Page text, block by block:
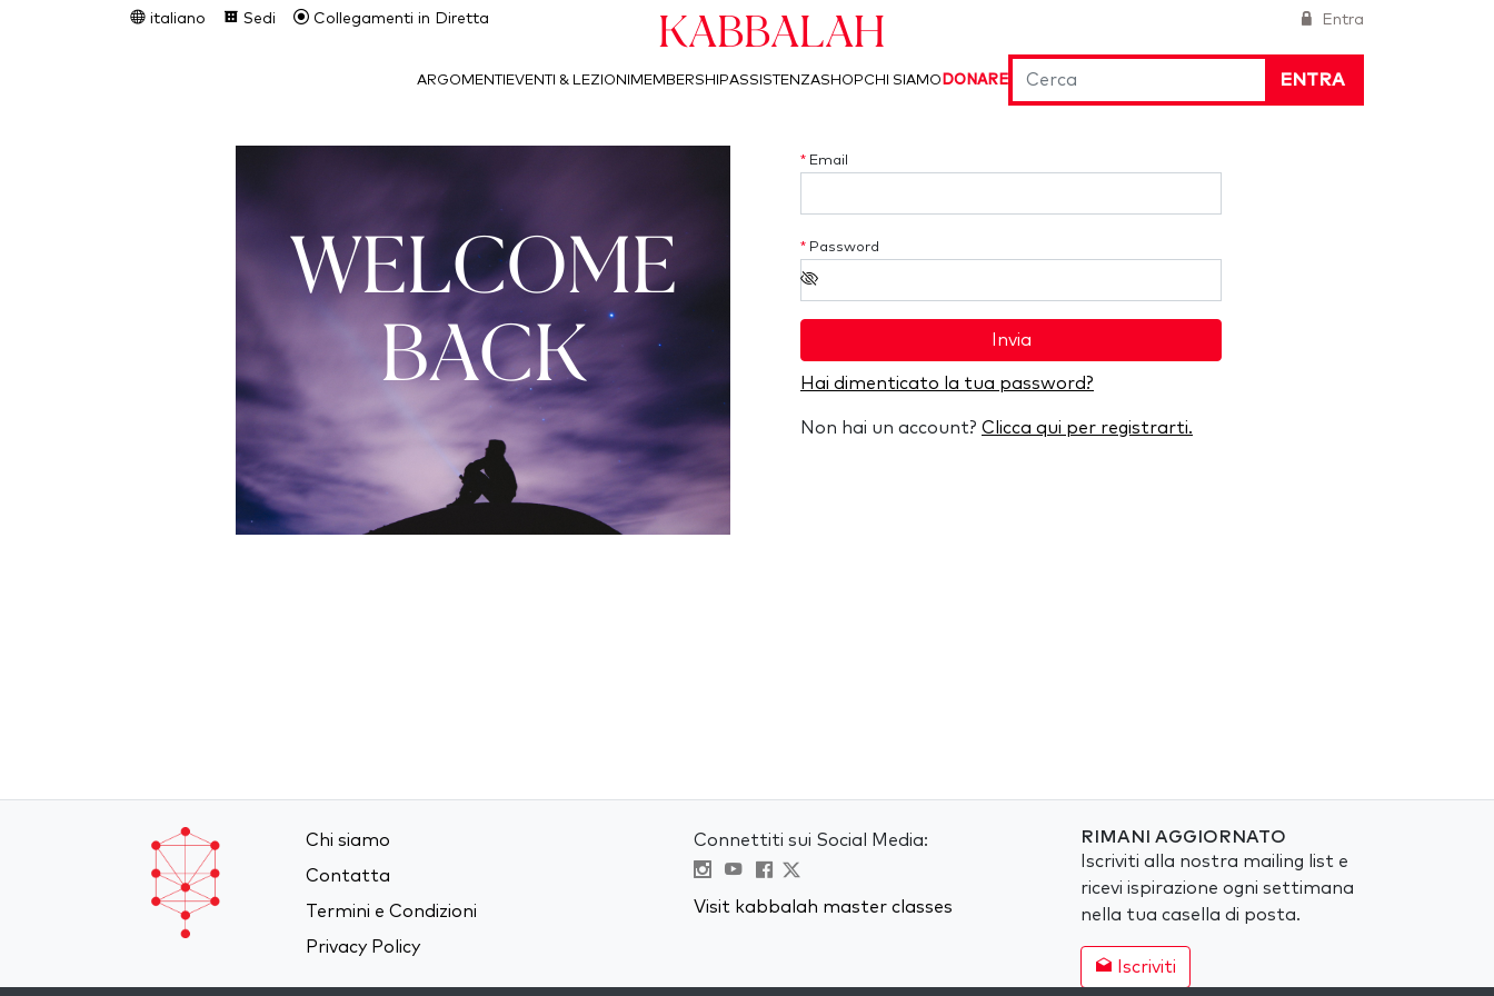
Entra
italiano Sedi Collegamenti in Diretta Kabbalah
ENTRA
ARGOMENTI EVENTI & LEZIONI MEMBERSHIPASSISTENZASHOPCHI SIAMO DONARE
WELCOME
BACK
* Email
* Password
Invia
Hai dimenticato la tua password?
Non hai un account? Clicca qui per registrarti.
Chi siamo
Contatta
Termini e Condizioni
Privacy Policy
Connettiti sui Social Media:
Visit kabbalah master classes
RIMANI AGGIORNATO
Iscriviti alla nostra mailing list e
ricevi ispirazione ogni settimana
nella tua casella di posta.
Iscriviti